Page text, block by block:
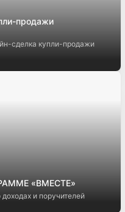
продажи
сделка купли-продажи
«ВМЕСТЕ»
и поручителей